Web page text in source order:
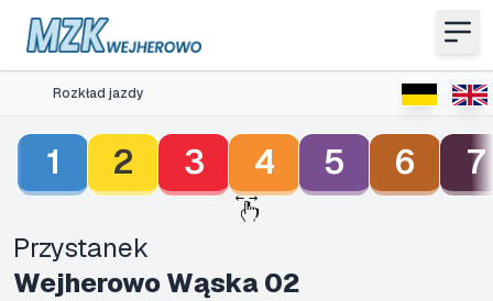
Rozkład jazdy
1 2 3 4 5 6 7
Przystanek
Wejherowo Wąska 02